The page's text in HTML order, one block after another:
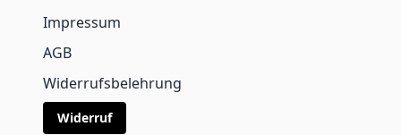
Impressum
AGB
Widerrufsbelehrung
Widerruf